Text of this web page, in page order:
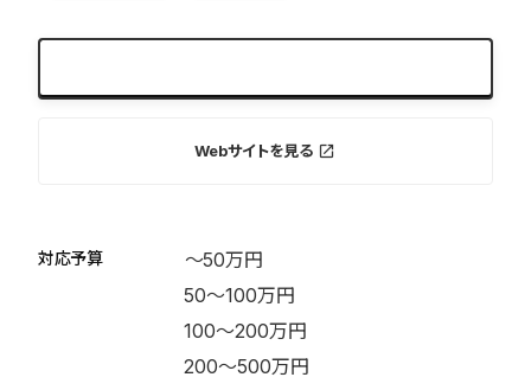
Webサイトを見る launch
対応予算
〜50万円
50〜100万円
100〜200万円
200〜500万円